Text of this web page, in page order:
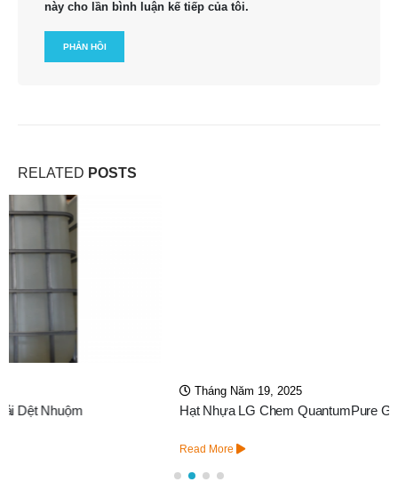
này cho lần bình luận kế tiếp của tôi.
RELATED POSTS
Hạt Nhựa LG Chem QuantumPure GC-80